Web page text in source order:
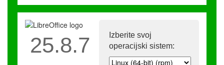
Izberite svoj
operacijski sistem:
25.8.7